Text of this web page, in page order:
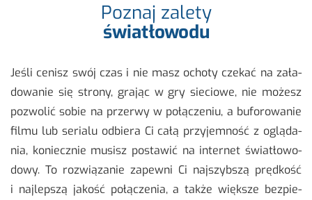
Poznaj zalety
światłowodu
Jeśli ce­nisz swój czas i nie masz ocho­ty cze­kać na za­ła­
do­wa­nie się stro­ny, gra­jąc w gry sie­cio­we, nie mo­żesz
po­zwo­lić sobie na prze­rwy w po­łą­cze­niu, a bu­fo­ro­wa­nie
filmu lub se­ria­lu od­bie­ra Ci całą przy­jem­ność z oglą­da­
nia, ko­niecz­nie mu­sisz po­sta­wić na in­ter­net świa­tło­wo­
do­wy. To roz­wią­za­nie za­pew­ni Ci naj­szyb­szą pręd­kość
i naj­lep­szą ja­kość po­łą­cze­nia, a także więk­sze bez­pie­